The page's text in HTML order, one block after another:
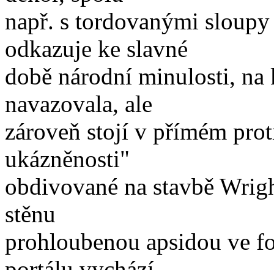
např. s tordovanými
odkazuje ke slavné
době národní minulosti, na
navazovala, ale
zároveň stojí v přímém
ukázněnosti"
obdivované na stavbě
stěnu
prohloubenou apsidou ve